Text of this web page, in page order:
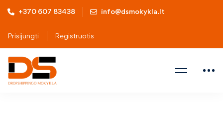
+370 607 83438 info@dsmokykla.lt
Prisijungti Registruotis